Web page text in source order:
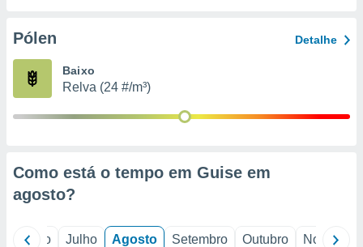
através
estudos
e
Pólen Detalhe
Baixo
Relva (24 #/m³)
Como está o tempo em Guise em
agosto?
Junho Julho Agosto Setembro Outubro Novembro